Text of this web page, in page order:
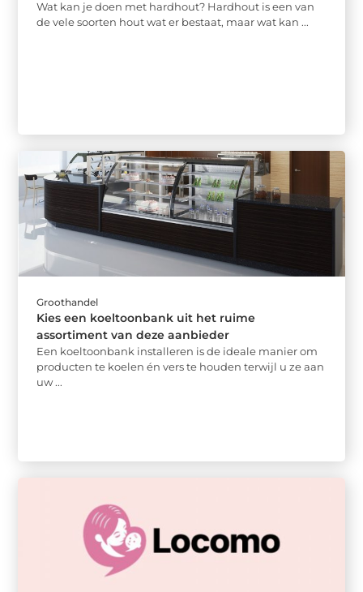
Wat kan je doen met hardhout? Hardhout is een van
de vele soorten hout wat er bestaat, maar wat kan ...
Groothandel
Kies een koeltoonbank uit het ruime
assortiment van deze aanbieder
Een koeltoonbank installeren is de ideale manier om
producten te koelen én vers te houden terwijl u ze aan
uw ...